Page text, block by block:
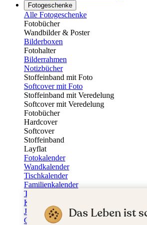
Fotogeschenke
Alle Fotogeschenke
Fotobücher
Wandbilder & Poster
Bilderboxen
Fotohalter
Bilderrahmen
Notizbücher
Stoffeinband mit Foto
Softcover mit Foto
Stoffeinband mit Veredelung
Softcover mit Veredelung
Fotobücher
Hardcover
Softcover
Stoffeinband
Layflat
Fotokalender
Wandkalender
Tischkalender
Familienkalender
Terminkalender
Küchenkalender
Jahresplaner
GeburtstagskalenderDas Leben ist